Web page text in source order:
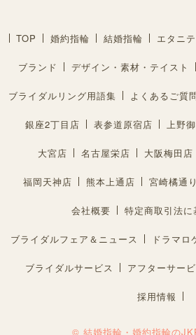
TOP 婚約指輪 結婚指輪 エタニ
ブランド デザイン・素材・テイスト
ブライダルリング用語集 よくあるご質
銀座2丁目店 表参道原宿店 上野
大宮店 名古屋栄店 大阪梅田店
福岡天神店 熊本上通店 宮崎橘通
会社概要 特定商取引法に
ブライダルフェア＆ニュース ドラマロ
ブライダルサービス アフターサー
採用情報
© 結婚指輪・婚約指輪の